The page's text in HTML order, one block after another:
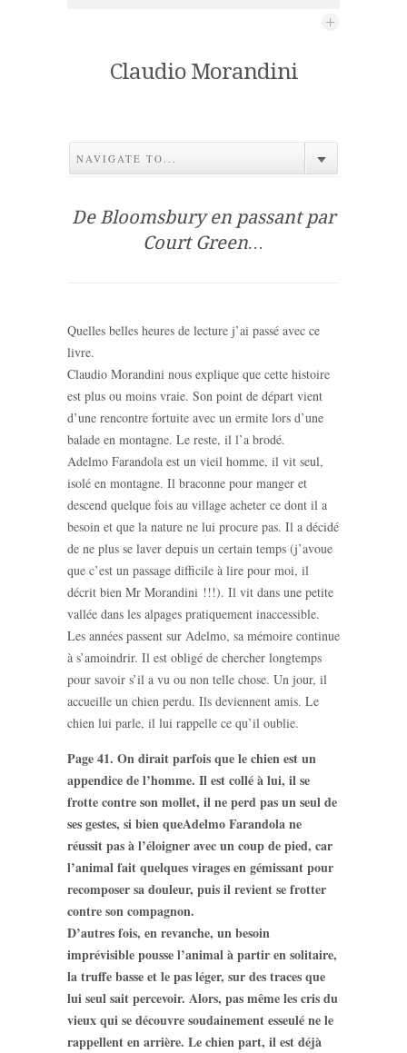
Claudio Morandini
NAVIGATE TO...
De Bloomsbury en passant par
Court Green…
Quelles belles heures de lecture j’ai passé avec ce
livre.
Claudio Morandini nous explique que cette histoire
est plus ou moins vraie. Son point de départ vient
d’une rencontre fortuite avec un ermite lors d’une
balade en montagne. Le reste, il l’a brodé.
Adelmo Farandola est un vieil homme, il vit seul,
isolé en montagne. Il braconne pour manger et
descend quelque fois au village acheter ce dont il a
besoin et que la nature ne lui procure pas. Il a décidé
de ne plus se laver depuis un certain temps (j’avoue
que c’est un passage difficile à lire pour moi, il
décrit bien Mr Morandini !!!). Il vit dans une petite
vallée dans les alpages pratiquement inaccessible.
Les années passent sur Adelmo, sa mémoire continue
à s’amoindrir. Il est obligé de chercher longtemps
pour savoir s’il a vu ou non telle chose. Un jour, il
accueille un chien perdu. Ils deviennent amis. Le
chien lui parle, il lui rappelle ce qu’il oublie.
Page 41. On dirait parfois que le chien est un
appendice de l’homme. Il est collé à lui, il se
frotte contre son mollet, il ne perd pas un seul de
ses gestes, si bien queAdelmo Farandola ne
réussit pas à l’éloigner avec un coup de pied, car
l’animal fait quelques virages en gémissant pour
recomposer sa douleur, puis il revient se frotter
contre son compagnon.
D’autres fois, en revanche, un besoin
imprévisible pousse l’animal à partir en solitaire,
la truffe basse et le pas léger, sur des traces que
lui seul sait percevoir. Alors, pas même les cris du
vieux qui se découvre soudainement esseulé ne le
rappellent en arrière. Le chien part, il est déjà